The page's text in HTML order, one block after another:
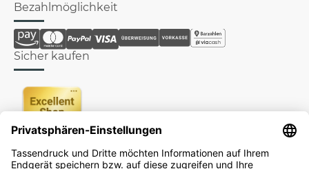
Bezahlmöglichkeit
Sicher kaufen